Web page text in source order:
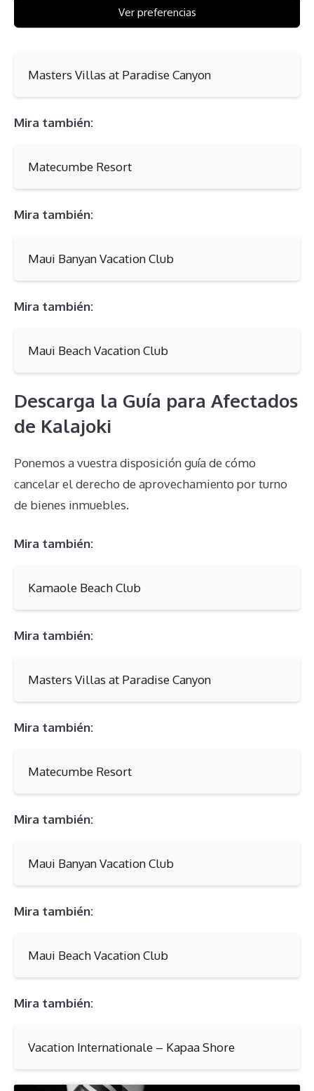
Ver preferencias
Mira también:
Masters Villas at Paradise Canyon
Mira también:
Matecumbe Resort
Mira también:
Maui Banyan Vacation Club
Mira también:
Maui Beach Vacation Club
Descarga la Guía para Afectados
de Kalajoki
Ponemos a vuestra disposición guía de cómo
cancelar el derecho de aprovechamiento por turno
de bienes inmuebles.
Mira también:
Kamaole Beach Club
Mira también:
Masters Villas at Paradise Canyon
Mira también:
Matecumbe Resort
Mira también:
Maui Banyan Vacation Club
Mira también:
Maui Beach Vacation Club
Mira también:
Vacation Internationale – Kapaa Shore